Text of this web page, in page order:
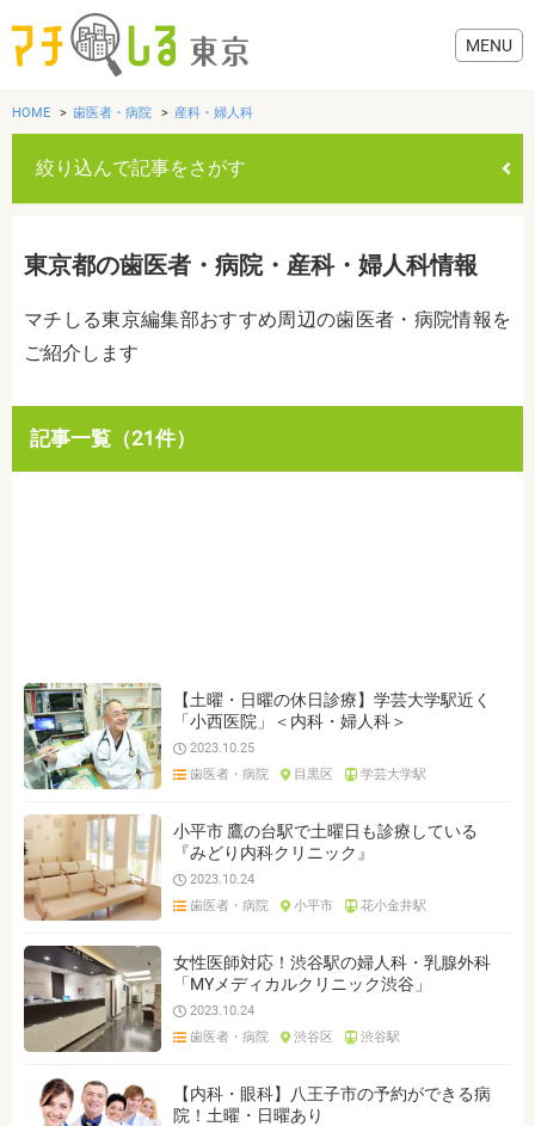
歯医者・病院
おでかけ
HOME 歯医者・病院 産科・婦人科
絞り込んで記事をさがす
カテゴリを選ぶ
すべて グルメ 美容・健康 歯医者・病院 おでかけ
耳鼻いんこう科 産科・婦人科 眼科 心療内科
クリア 検索
東京都の歯医者・病院・産科・婦人科情報
マチしる東京編集部おすすめ周辺の歯医者・病院情報を
ご紹介します
記事一覧（21件）
【土曜・日曜の休日診療】学芸大学駅近く
「小西医院」＜内科・婦人科＞
2023.10.25
歯医者・病院
目黒区 学芸大学駅
小平市 鷹の台駅で土曜日も診療している
『みどり内科クリニック』
2023.10.24
歯医者・病院
小平市 花小金井駅
女性医師対応！渋谷駅の婦人科・乳腺外科
「MYメディカルクリニック渋谷」
2023.10.24
歯医者・病院
渋谷区 渋谷駅
【内科・眼科】八王子市の予約ができる病
院！土曜・日曜あり